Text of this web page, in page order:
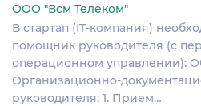
ООО "Всм Телеком"
В стартап (IT-компания)
помощник руководителя (с
операционном управлении):
Организационно-
руководителя: 1. Прием…